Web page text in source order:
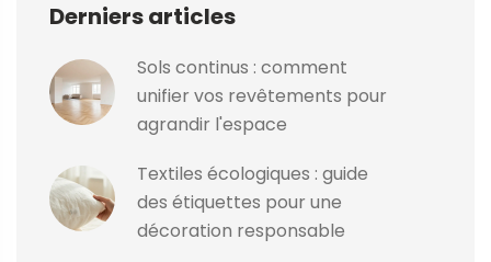
Derniers articles
Sols continus : comment
unifier vos revêtements pour
agrandir l'espace
Textiles écologiques : guide
des étiquettes pour une
décoration responsable